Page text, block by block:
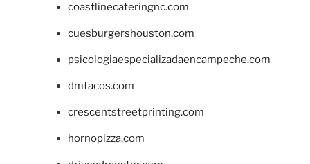
coastlinecateringnc.com
cuesburgershouston.com
psicologiaespecializadaencampeche.com
dmtacos.com
crescentstreetprinting.com
hornopizza.com